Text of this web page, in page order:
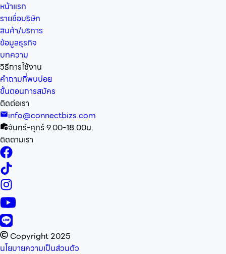
หน้าแรก
รายชื่อบริษัท
สินค้า/บริการ
ข้อมูลธุรกิจ
บทความ
วิธีการใช้งาน
คำถามที่พบบ่อย
ขั้นตอนการสมัคร
ติดต่อเรา
info@connectbizs.com
จันทร์-ศุกร์ 9.00-18.00น.
ติดตามเรา
Copyright 2025
นโยบายความเป็นส่วนตัว